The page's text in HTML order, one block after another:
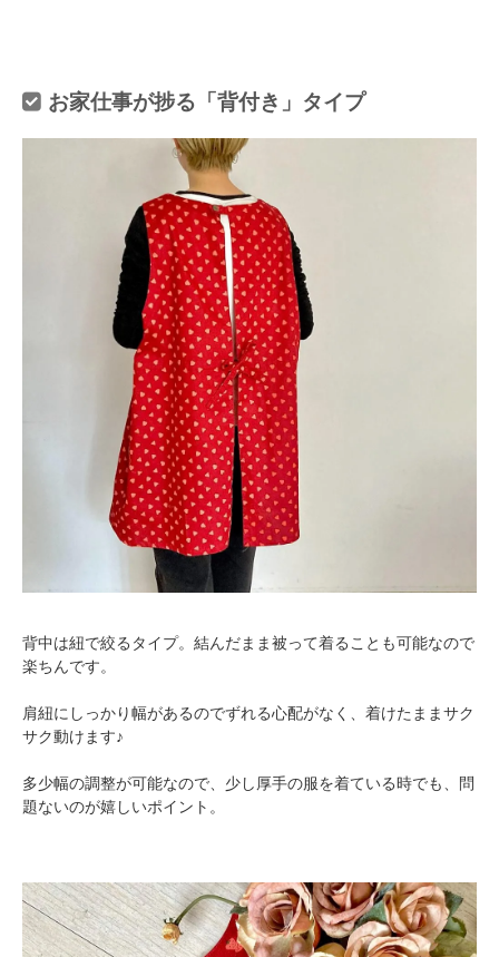
お家仕事が捗る「背付き」タイプ
背中は紐で絞るタイプ。結んだまま被って着ることも可能なので
楽ちんです。
肩紐にしっかり幅があるのでずれる心配がなく、着けたままサク
サク動けます♪
多少幅の調整が可能なので、少し厚手の服を着ている時でも、問
題ないのが嬉しいポイント。